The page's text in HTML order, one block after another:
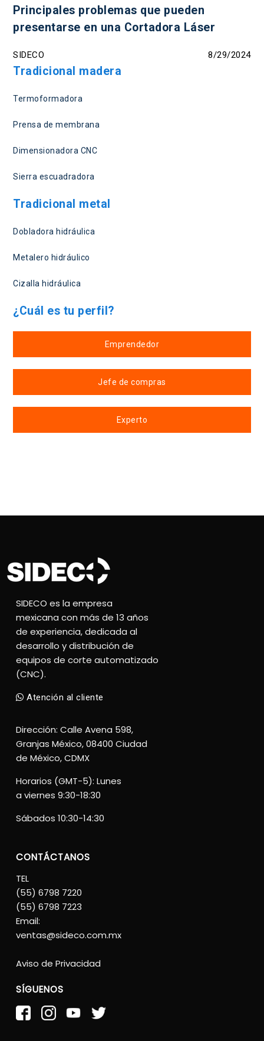
Principales problemas que pueden
presentarse en una Cortadora Láser
SIDECO 8/29/2024
Tradicional madera
Termoformadora
Prensa de membrana
Dimensionadora CNC
Sierra escuadradora
Tradicional metal
Dobladora hidráulica
Metalero hidráulico
Cizalla hidráulica
¿Cuál es tu perfil?
Emprendedor
Jefe de compras
Experto
SIDECO es la empresa
mexicana con más de 13 años
de experiencia, dedicada al
desarrollo y distribución de
equipos de corte automatizado
(CNC).
Atención al cliente
Dirección: Calle Avena 598,
Granjas México, 08400 Ciudad
de México, CDMX
Horarios (GMT-5): Lunes
a viernes 9:30-18:30
Sábados 10:30-14:30
CONTÁCTANOS
TEL
(55) 6798 7220
(55) 6798 7223
Email:
ventas@sideco.com.mx
Aviso de Privacidad
SÍGUENOS